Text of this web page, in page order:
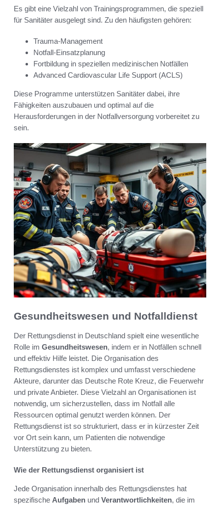
Es gibt eine Vielzahl von Trainingsprogrammen, die speziell
für Sanitäter ausgelegt sind. Zu den häufigsten gehören:
Trauma-Management
Notfall-Einsatzplanung
Fortbildung in speziellen medizinischen Notfällen
Advanced Cardiovascular Life Support (ACLS)
Diese Programme unterstützen Sanitäter dabei, ihre
Fähigkeiten auszubauen und optimal auf die
Herausforderungen in der Notfallversorgung vorbereitet zu
sein.
Gesundheitswesen und Notfalldienst
Der Rettungsdienst in Deutschland spielt eine wesentliche
Rolle im Gesundheitswesen, indem er in Notfällen schnell
und effektiv Hilfe leistet. Die Organisation des
Rettungsdienstes ist komplex und umfasst verschiedene
Akteure, darunter das Deutsche Rote Kreuz, die Feuerwehr
und private Anbieter. Diese Vielzahl an Organisationen ist
notwendig, um sicherzustellen, dass im Notfall alle
Ressourcen optimal genutzt werden können. Der
Rettungsdienst ist so strukturiert, dass er in kürzester Zeit
vor Ort sein kann, um Patienten die notwendige
Unterstützung zu bieten.
Wie der Rettungsdienst organisiert ist
Jede Organisation innerhalb des Rettungsdienstes hat
spezifische Aufgaben und Verantwortlichkeiten, die im